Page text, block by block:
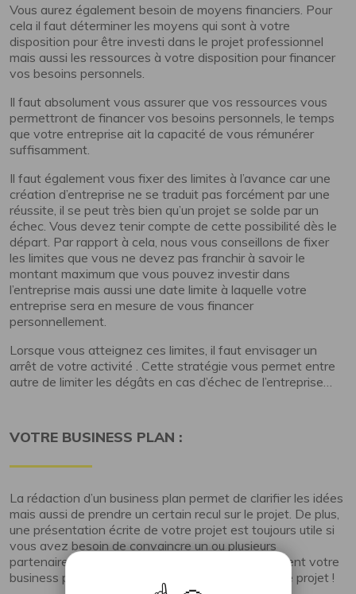
Vous aurez également besoin de moyens financiers. Pour
cela il faut déterminer les moyens qui sont à votre
disposition pour être investi dans le projet professionnel
mais aussi les ressources à votre disposition pour financer
vos besoins personnels.
Il faut absolument vous assurer que vos ressources vous
permettront de financer vos besoins personnels, le temps
que votre entreprise ait la capacité de vous rémunérer
suffisamment.
Il faut également vous fixer des limites à l’avance car une
création d’entreprise ne se traduit pas forcément par une
réussite, il se peut très bien qu’un projet se solde par un
échec. Vous devez tenir compte de cette possibilité dès le
départ. Par rapport à cela, nous vous conseillons de fixer
les limites que vous ne devez pas franchir à savoir le
montant maximum que vous pouvez investir dans
l’entreprise mais aussi une date limite à laquelle votre
entreprise sera en mesure de vous financer
personnellement.
Lorsque vous atteignez ces limites, il faut envisager un
arrêt de votre activité . Cette stratégie vous permet entre
autre de limiter les dégâts en cas d’échec de l’entreprise…
VOTRE BUSINESS PLAN :
La rédaction d’un business plan permet de clarifier les idées
mais aussi de prendre un certain recul sur le projet. De plus,
une présentation écrite de votre projet est toujours utile si
vous avez besoin de convaincre un ou plusieurs
partenaires. Ceux-ci vous demanderont logiquement votre
business plan pour obtenir plus de détails sur votre projet !